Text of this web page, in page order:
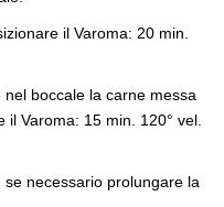
il Varoma: 20 min.
boccale la carne messa
Varoma: 15 min. 120° vel.
necessario prolungare la